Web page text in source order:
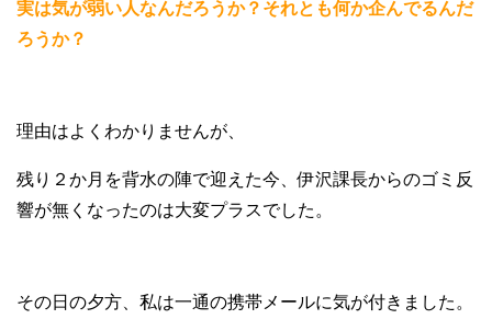
実は気が弱い人なんだろうか？それとも何か企んでるんだ
ろうか？
理由はよくわかりませんが、
残り２か月を背水の陣で迎えた今、伊沢課長からのゴミ反
響が無くなったのは大変プラスでした。
その日の夕方、私は一通の携帯メールに気が付きました。